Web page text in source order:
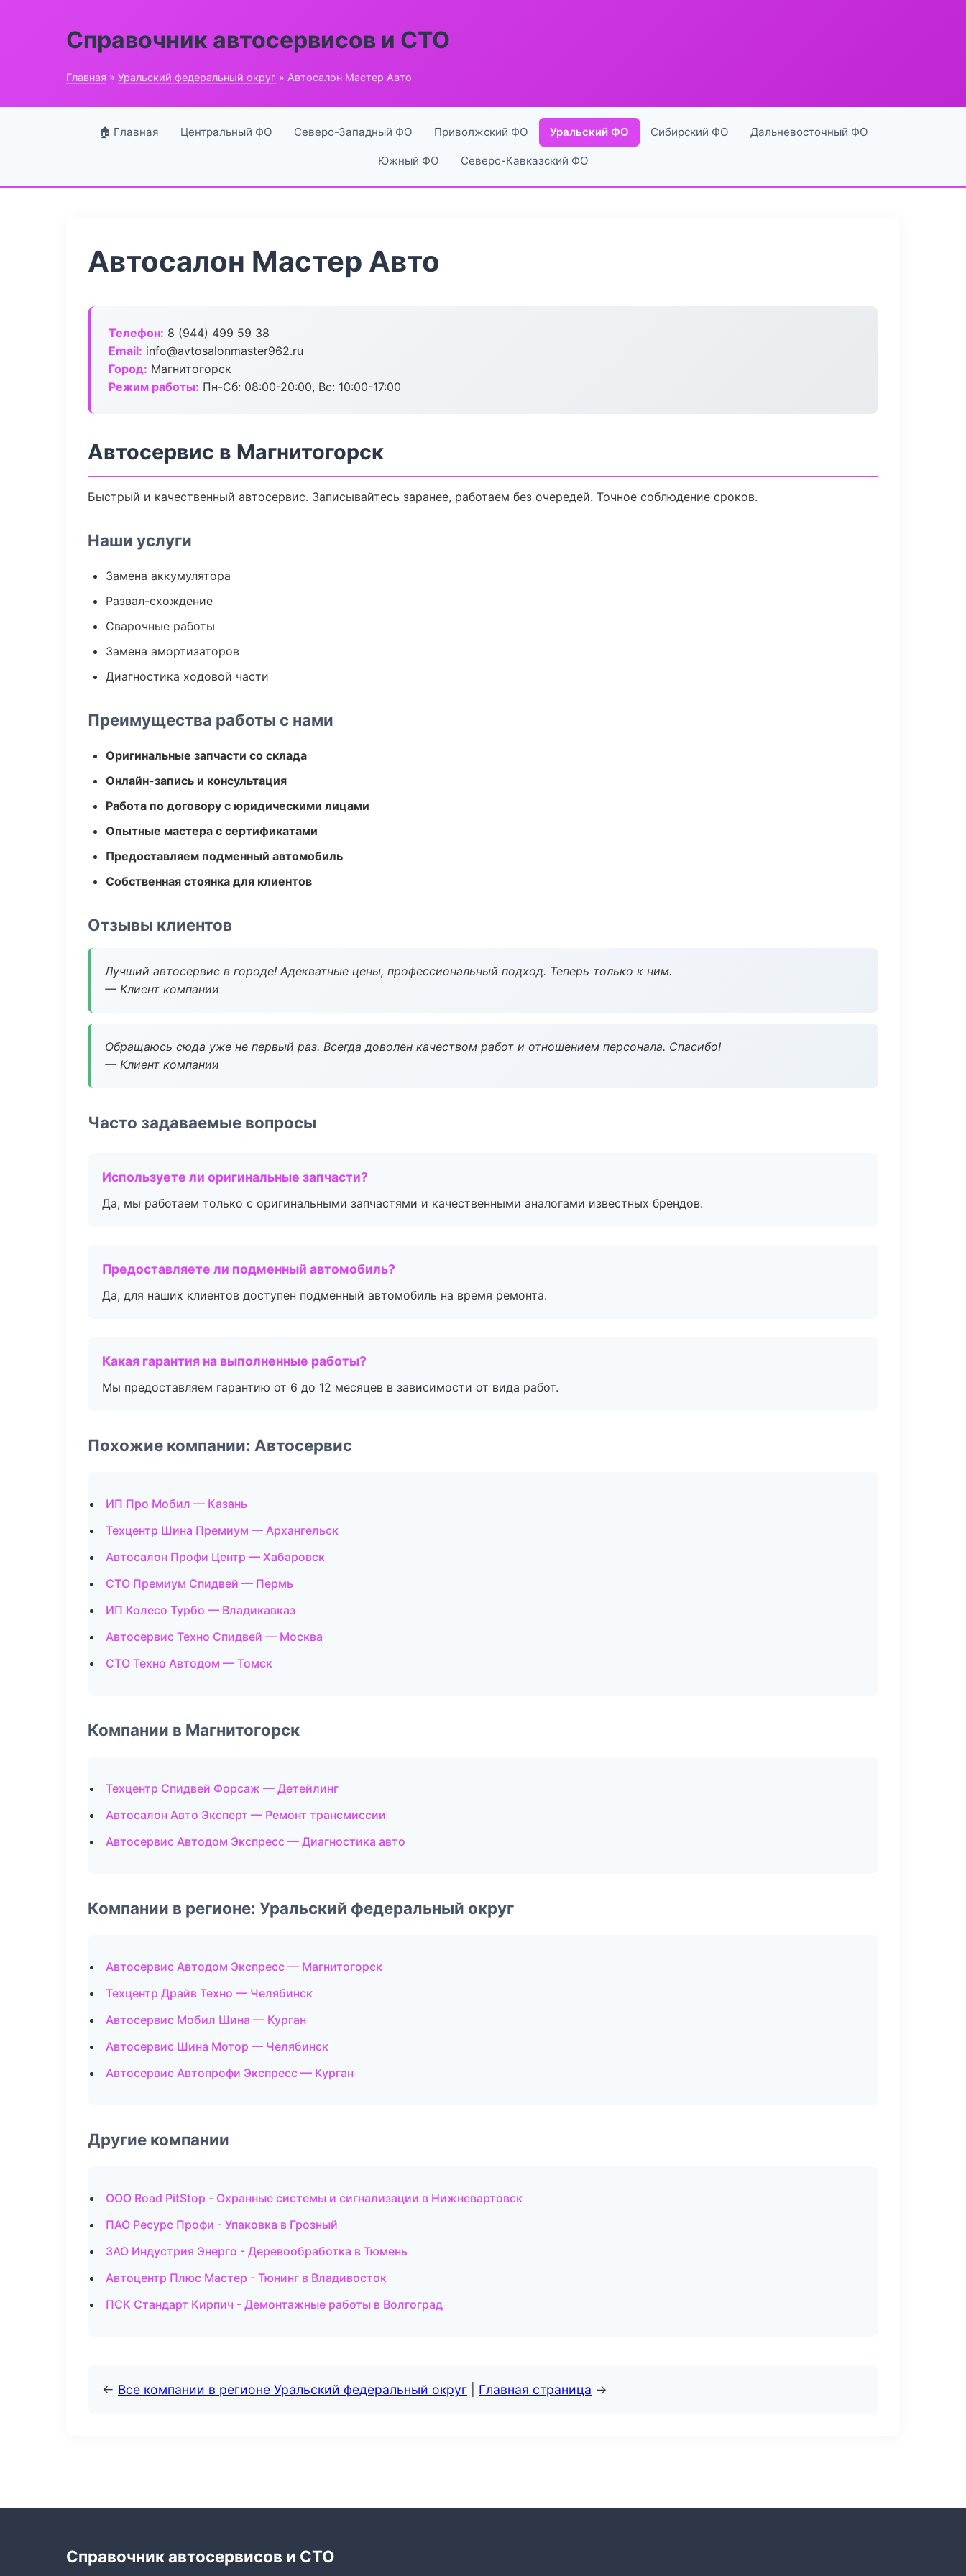
Справочник автосервисов и СТО
Главная » Уральский федеральный округ » Автосалон Мастер Авто
🏠 Главная Центральный ФО Северо-Западный ФО Приволжский ФО Уральский ФО Сибирский ФО Дальневосточный ФО
Южный ФО Северо-Кавказский ФО
Автосалон Мастер Авто
Телефон: 8 (944) 499 59 38
Email: info@avtosalonmaster962.ru
Город: Магнитогорск
Режим работы: Пн-Сб: 08:00-20:00, Вс: 10:00-17:00
Автосервис в Магнитогорск
Быстрый и качественный автосервис. Записывайтесь заранее, работаем без очередей. Точное соблюдение сроков.
Наши услуги
Замена аккумулятора
Развал-схождение
Сварочные работы
Замена амортизаторов
Диагностика ходовой части
Преимущества работы с нами
Оригинальные запчасти со склада
Онлайн-запись и консультация
Работа по договору с юридическими лицами
Опытные мастера с сертификатами
Предоставляем подменный автомобиль
Собственная стоянка для клиентов
Отзывы клиентов
Лучший автосервис в городе! Адекватные цены, профессиональный подход. Теперь только к ним.
— Клиент компании
Обращаюсь сюда уже не первый раз. Всегда доволен качеством работ и отношением персонала. Спасибо!
— Клиент компании
Часто задаваемые вопросы
Используете ли оригинальные запчасти?
Да, мы работаем только с оригинальными запчастями и качественными аналогами известных брендов.
Предоставляете ли подменный автомобиль?
Да, для наших клиентов доступен подменный автомобиль на время ремонта.
Какая гарантия на выполненные работы?
Мы предоставляем гарантию от 6 до 12 месяцев в зависимости от вида работ.
Похожие компании: Автосервис
ИП Про Мобил — Казань
Техцентр Шина Премиум — Архангельск
Автосалон Профи Центр — Хабаровск
СТО Премиум Спидвей — Пермь
ИП Колесо Турбо — Владикавказ
Автосервис Техно Спидвей — Москва
СТО Техно Автодом — Томск
Компании в Магнитогорск
Техцентр Спидвей Форсаж — Детейлинг
Автосалон Авто Эксперт — Ремонт трансмиссии
Автосервис Автодом Экспресс — Диагностика авто
Компании в регионе: Уральский федеральный округ
Автосервис Автодом Экспресс — Магнитогорск
Техцентр Драйв Техно — Челябинск
Автосервис Мобил Шина — Курган
Автосервис Шина Мотор — Челябинск
Автосервис Автопрофи Экспресс — Курган
Другие компании
ООО Road PitStop - Охранные системы и сигнализации в Нижневартовск
ПАО Ресурс Профи - Упаковка в Грозный
ЗАО Индустрия Энерго - Деревообработка в Тюмень
Автоцентр Плюс Мастер - Тюнинг в Владивосток
ПСК Стандарт Кирпич - Демонтажные работы в Волгоград
← Все компании в регионе Уральский федеральный округ Главная страница →
Справочник автосервисов и СТО